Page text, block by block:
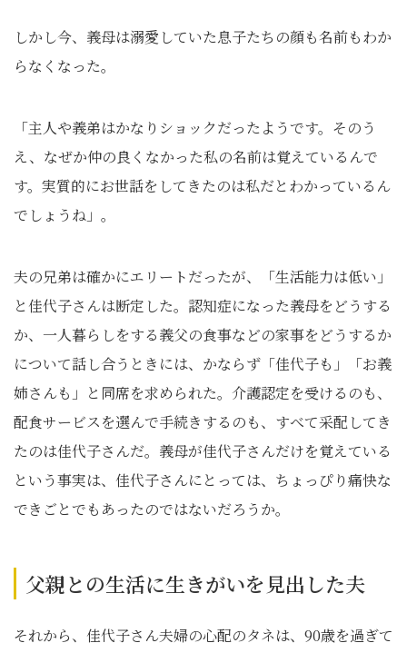
しかし今、義母は溺愛していた息子たちの顔も名前もわか
らなくなった。
「主人や義弟はかなりショックだったようです。そのう
え、なぜか仲の良くなかった私の名前は覚えているんで
す。実質的にお世話をしてきたのは私だとわかっているん
でしょうね」。
夫の兄弟は確かにエリートだったが、「生活能力は低い」
と佳代子さんは断定した。認知症になった義母をどうする
か、一人暮らしをする義父の食事などの家事をどうするか
について話し合うときには、かならず「佳代子も」「お義
姉さんも」と同席を求められた。介護認定を受けるのも、
配食サービスを選んで手続きするのも、すべて采配してき
たのは佳代子さんだ。義母が佳代子さんだけを覚えている
という事実は、佳代子さんにとっては、ちょっぴり痛快な
できごとでもあったのではないだろうか。
父親との生活に生きがいを見出した夫
それから、佳代子さん夫婦の心配のタネは、90歳を過ぎて